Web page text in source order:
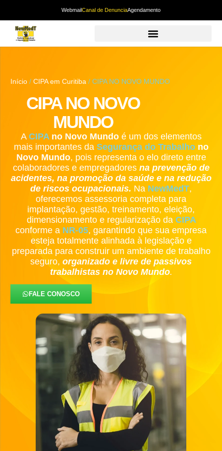
WebmailCanal de DenunciaAgendamento
Início /CIPA em Curitiba / CIPA NO NOVO MUNDO
CIPA NO NOVO
MUNDO
A CIPAno Novo Mundoé um dos elementos
mais importantes da Segurança do Trabalhono
Novo Mundo, pois representa o elo direto entre
colaboradores e empregadores na prevenção de
acidentes, na promoção da saúde e na redução
de riscos ocupacionais. Na NewMedT,
oferecemos assessoria completa para
implantação, gestão, treinamento, eleição,
dimensionamento e regularização da CIPA
conforme a NR-05, garantindo que sua empresa
esteja totalmente alinhada à legislação e
preparada para construir um ambiente de trabalho
seguro, organizado e livre de passivos
trabalhistas no Novo Mundo.
FALE CONOSCO